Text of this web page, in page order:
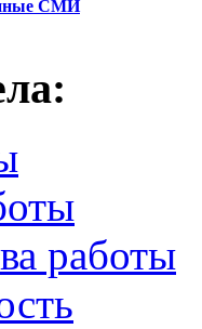
СМИ
работы